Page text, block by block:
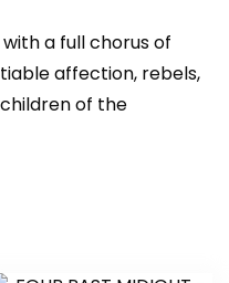
a full chorus of
affection, rebels,
of the